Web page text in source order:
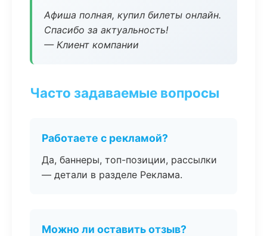
Афиша полная, купил билеты онлайн.
Спасибо за актуальность!
— Клиент компании
Часто задаваемые вопросы
Работаете с рекламой?
Да, баннеры, топ-позиции, рассылки
— детали в разделе Реклама.
Можно ли оставить отзыв?